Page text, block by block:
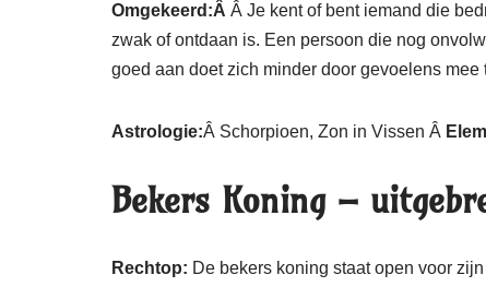
Omgekeerd:Â Â Je kent of bent iemand die
zwak of ontdaan is. Een persoon die nog
goed aan doet zich minder door gevoelens mee
Astrologie:Â Schorpioen, Zon in Vissen Â
Bekers Koning –
Rechtop: De bekers koning staat open voor